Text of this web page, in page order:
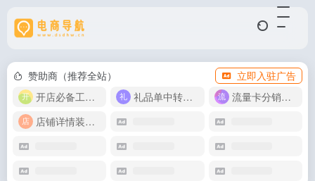
赞助商（推荐全站）
立即入驻广告
开店必备工具箱
礼品单中转同步单
流量卡分销代理
店铺详情装修模版